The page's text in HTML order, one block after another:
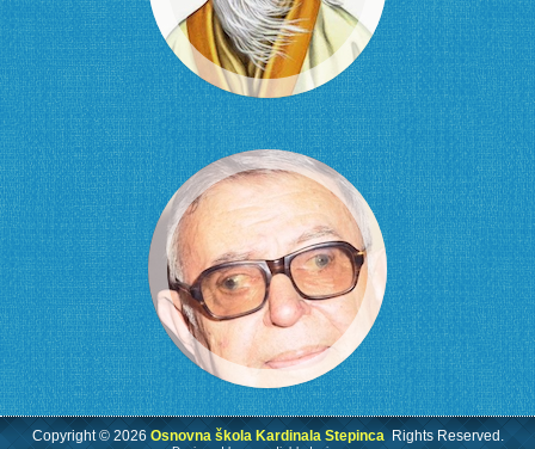
Copyright © 2026 Osnovna škola Kardinala StepincaRights Reserved.